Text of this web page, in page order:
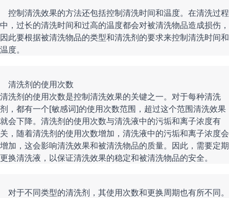
中，过长的清洗时间和过高的温度都会对被清洗物品造成损伤，
因此要根据被清洗物品的类型和清洗剂的要求来控制清洗时间和
清洗剂的使用次数是控制清洗效果的关键之一。对于每种清洗
剂，都有一个[敏感词]的使用次数范围，超过这个范围清洗效果
就会下降。清洗剂的使用次数与清洗液中的污垢和离子浓度有
关，随着清洗剂的使用次数增加，清洗液中的污垢和离子浓度会
增加，这会影响清洗效果和被清洗物品的质量。因此，需要定期